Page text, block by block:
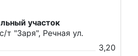
участок
т "Заря", Речная ул.
3,20